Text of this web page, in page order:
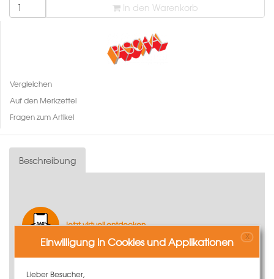
In den Warenkorb
Vergleichen
Auf den Merkzettel
Fragen zum Artikel
Beschreibung
Jetzt virtuell entdecken
Einwilligung in Cookies und Applikationen X
Lieber Besucher,